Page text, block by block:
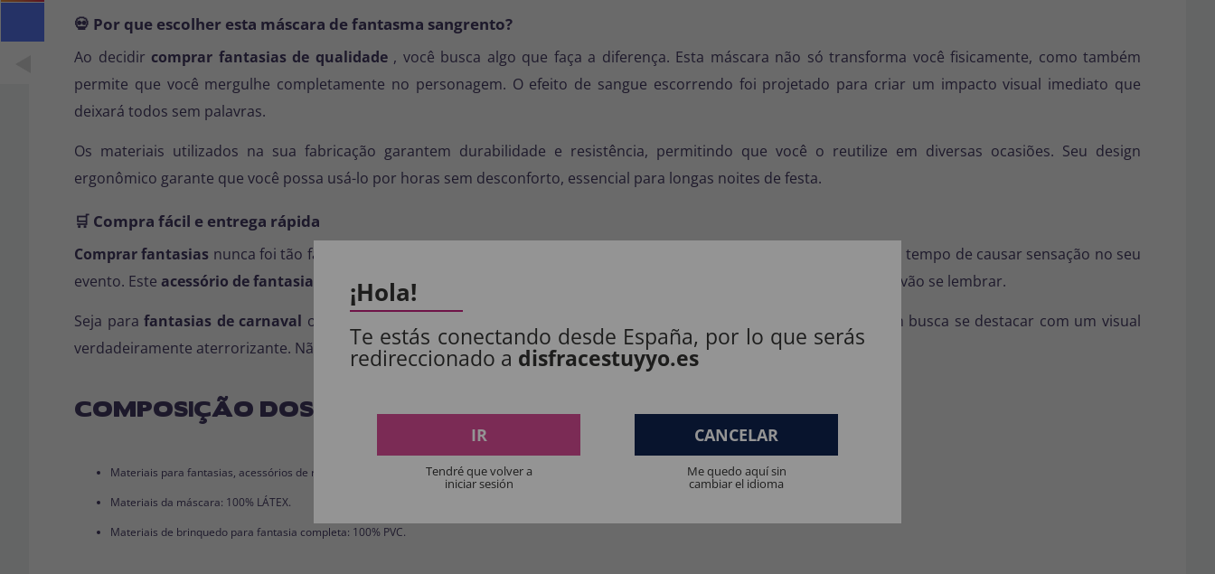
💀 Por que escolher esta máscara de fantasma sangrento?
Ao decidir comprar fantasias de qualidade, você busca algo que faça a diferença. Esta máscara não só transforma você fisicamente, como também
permite que você mergulhe completamente no personagem. O efeito de sangue escorrendo foi projetado para criar um impacto visual imediato que
deixará todos sem palavras.
Os materiais utilizados na sua fabricação garantem durabilidade e resistência, permitindo que você o reutilize em diversas ocasiões. Seu design
ergonômico garante que você possa usá-lo por horas sem desconforto, essencial para longas noites de festa.
🛒 Compra fácil e entrega rápida
Comprar fantasias nunca foi tão fácil quanto na nossa plataforma. Oferecemos
para que você chegue a tempo de causar sensação no seu
evento. Este acessório de fantasia transformará completamente o seu visual e fará de você a lenda do terror que todos vão se lembrar.
Seja parafantasias de carnaval ou celebrações especiais de Halloween, esta máscara é a escolha perfeita para quem busca se destacar com um visual
verdadeiramente aterrorizante. Não perca a chance e torne-se a estrela dos pesadelos mais arrepiantes.
COMPOSIÇÃO DOS NOSSOS PRODUTOS:
Materiais para fantasias, acessórios de roupas e perucas: 100% POLIÉSTER.
Materiais da máscara: 100% LÁTEX.
Materiais de brinquedo para fantasia completa: 100% PVC.
¡Hola!
Te estás conectando desde España, por lo que serás
redireccionado a disfracestuyyo.es
IR
Tendré que volver a
iniciar sesión
CANCELAR
Me quedo aquí sin
cambiar el idioma